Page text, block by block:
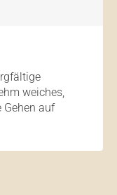
weiches,
auf